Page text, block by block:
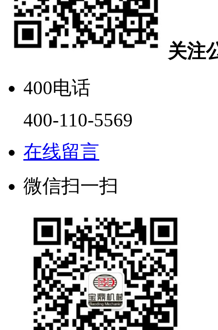
关注
400电话
400-110-5569
在线留言
微信扫一扫